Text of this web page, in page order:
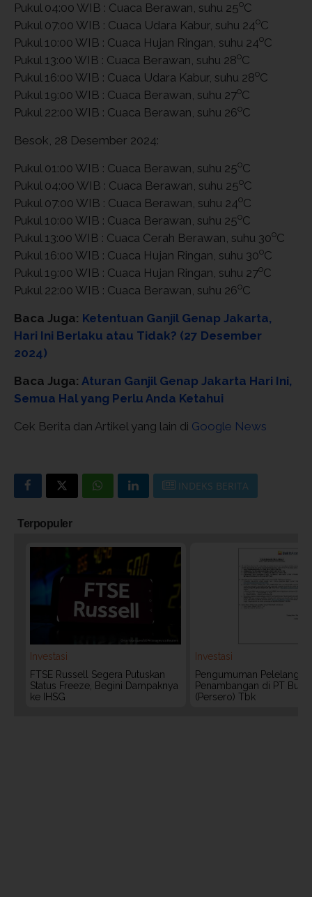
Pukul 04:00 WIB : Cuaca Berawan, suhu 25oC
Pukul 07:00 WIB : Cuaca Udara Kabur, suhu 24oC
Pukul 10:00 WIB : Cuaca Hujan Ringan, suhu 24oC
Pukul 13:00 WIB : Cuaca Berawan, suhu 28oC
Pukul 16:00 WIB : Cuaca Udara Kabur, suhu 28oC
Pukul 19:00 WIB : Cuaca Berawan, suhu 27oC
Pukul 22:00 WIB : Cuaca Berawan, suhu 26oC
Besok, 28 Desember 2024:
Pukul 01:00 WIB : Cuaca Berawan, suhu 25oC
Pukul 04:00 WIB : Cuaca Berawan, suhu 25oC
Pukul 07:00 WIB : Cuaca Berawan, suhu 24oC
Pukul 10:00 WIB : Cuaca Berawan, suhu 25oC
Pukul 13:00 WIB : Cuaca Cerah Berawan, suhu 30oC
Pukul 16:00 WIB : Cuaca Hujan Ringan, suhu 30oC
Pukul 19:00 WIB : Cuaca Hujan Ringan, suhu 27oC
Pukul 22:00 WIB : Cuaca Berawan, suhu 26oC
Baca Juga: Ketentuan Ganjil Genap Jakarta,
Hari Ini Berlaku atau Tidak? (27 Desember
2024)
Baca Juga: Aturan Ganjil Genap Jakarta Hari Ini,
Semua Hal yang Perlu Anda Ketahui
Cek Berita dan Artikel yang lain di Google News
INDEKS BERITA
Terpopuler
Investasi
FTSE Russell Segera Putuskan
Status Freeze, Begini Dampaknya
ke IHSG
Investasi
Pengumuman Pelelangan
Penambangan di PT Bukit
(Persero) Tbk